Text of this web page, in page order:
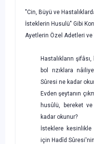
"Cin, Büyü ve
İsteklerin Husulü" Gibi
Ayetlerin Özel Adetleri ve
Hastalıkların
bol rızıklara
Sûresi ne kadar
Evden şeytanın
husûlü, bereket
kadar okunur?
İsteklere kesinlikle
için Hadîd